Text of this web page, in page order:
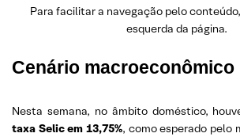
Para facilitar a navegação pelo
esquerda da página.
Cenário macroeconômico
Nesta semana, no âmbito doméstico,
taxa Selic em 13,75%, como esperado pelo